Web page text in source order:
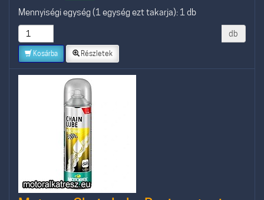
Mennyiségi egység (1 egység ezt takarja): 1 db
db
Kosárba Részletek